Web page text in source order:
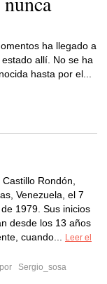
ha llegado a
allí. No se ha
hasta por el...
Rondón,
Venezuela, el 7
1979. Sus inicios
desde los 13 años
cuando...
Leer el
Sergio_sosa